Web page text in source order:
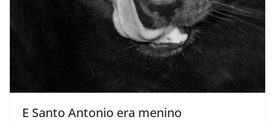
E Santo Antonio era menino